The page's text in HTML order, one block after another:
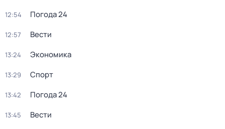
12:54 Погода 24
12:57 Вести
13:24 Экономика
13:29 Спорт
13:42 Погода 24
13:45 Вести